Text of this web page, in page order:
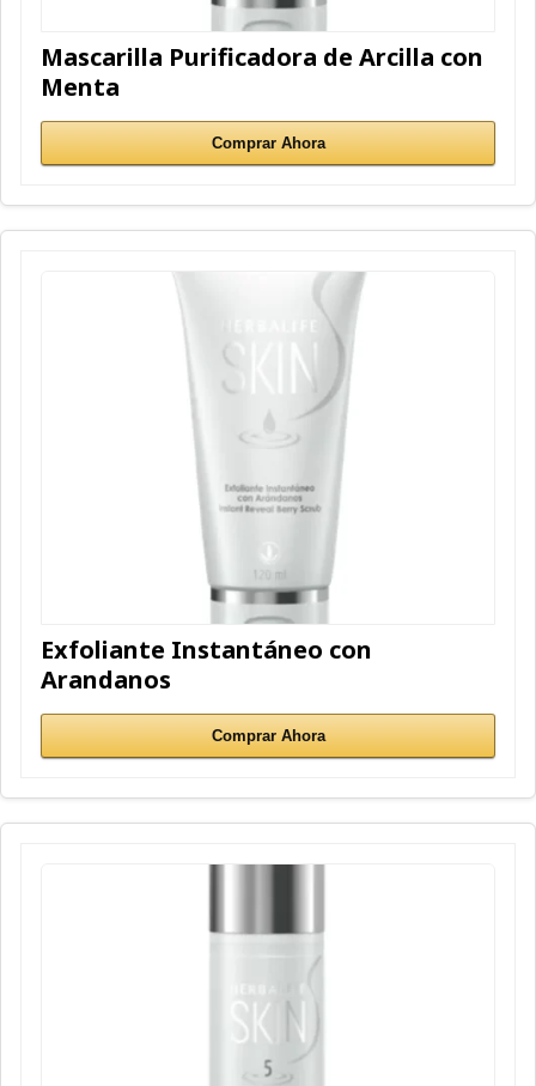
Mascarilla Purificadora de Arcilla con
Menta
Comprar Ahora
Exfoliante Instantáneo con
Arandanos
Comprar Ahora